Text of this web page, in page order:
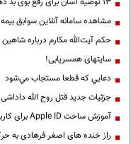
مشاهده سامانه آنلاين سوابق بیمه
حكم آيت‌الله مكارم درباره
سایتهای همسریابی!
دعايي كه قطعا مستجاب مي‌شود
جزئیات جدید قتل روح الله داداشی
آموزش ساخت Apple ID برای کاربران ایرانی
راز خنده های اصغر فرهادی به